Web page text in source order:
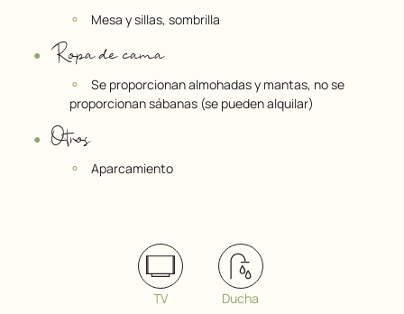
TV Ducha
Mesa y sillas, sombrilla
Ropa de cama
Se proporcionan almohadas y mantas, no se
proporcionan sábanas (se pueden alquilar)
Otros
Aparcamiento